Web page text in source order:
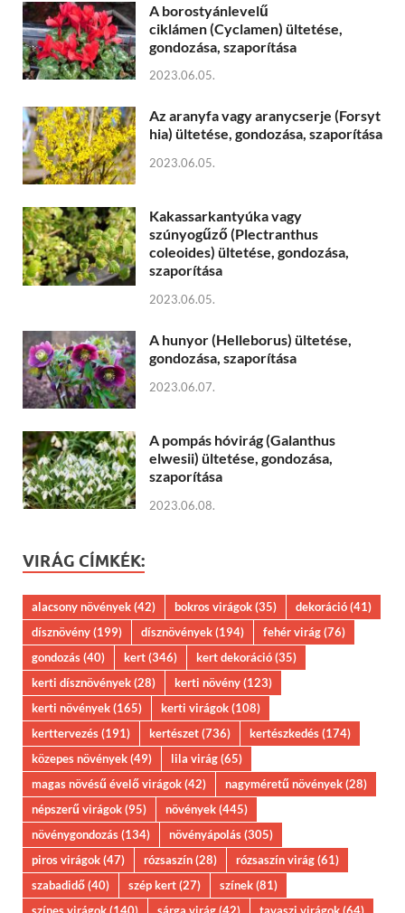
A borostyánlevelű
ciklámen (Cyclamen) ültetése,
gondozása, szaporítása
2023.06.05.
Az aranyfa vagy aranycserje (Forsyt
hia) ültetése, gondozása, szaporítása
2023.06.05.
Kakassarkantyúka vagy
szúnyogűző (Plectranthus
coleoides) ültetése, gondozása,
szaporítása
2023.06.05.
A hunyor (Helleborus) ültetése,
gondozása, szaporítása
2023.06.07.
A pompás hóvirág (Galanthus
elwesii) ültetése, gondozása,
szaporítása
2023.06.08.
VIRÁG CÍMKÉK:
alacsony növények(42) bokros virágok(35) dekoráció(41)
dísznövény(199) dísznövények(194) fehér virág(76)
gondozás(40) kert(346) kert dekoráció(35)
kerti dísznövények(28) kerti növény(123)
kerti növények(165) kerti virágok(108)
kerttervezés(191) kertészet(736) kertészkedés(174)
közepes növények(49) lila virág(65)
magas növésű évelő virágok(42) nagyméretű növények(28)
népszerű virágok(95) növények(445)
növénygondozás(134) növényápolás(305)
piros virágok(47) rózsaszín(28) rózsaszín virág(61)
szabadidő(40) szép kert(27) színek(81)